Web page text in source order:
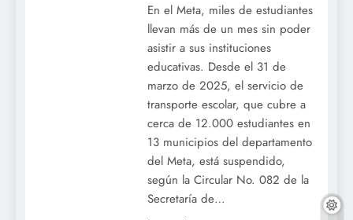
En el Meta, miles de estudiantes
llevan más de un mes sin poder
asistir a sus instituciones
educativas. Desde el 31 de
marzo de 2025, el servicio de
transporte escolar, que cubre a
cerca de 12.000 estudiantes en
13 municipios del departamento
del Meta, está suspendido,
según la Circular No. 082 de la
Secretaría de…